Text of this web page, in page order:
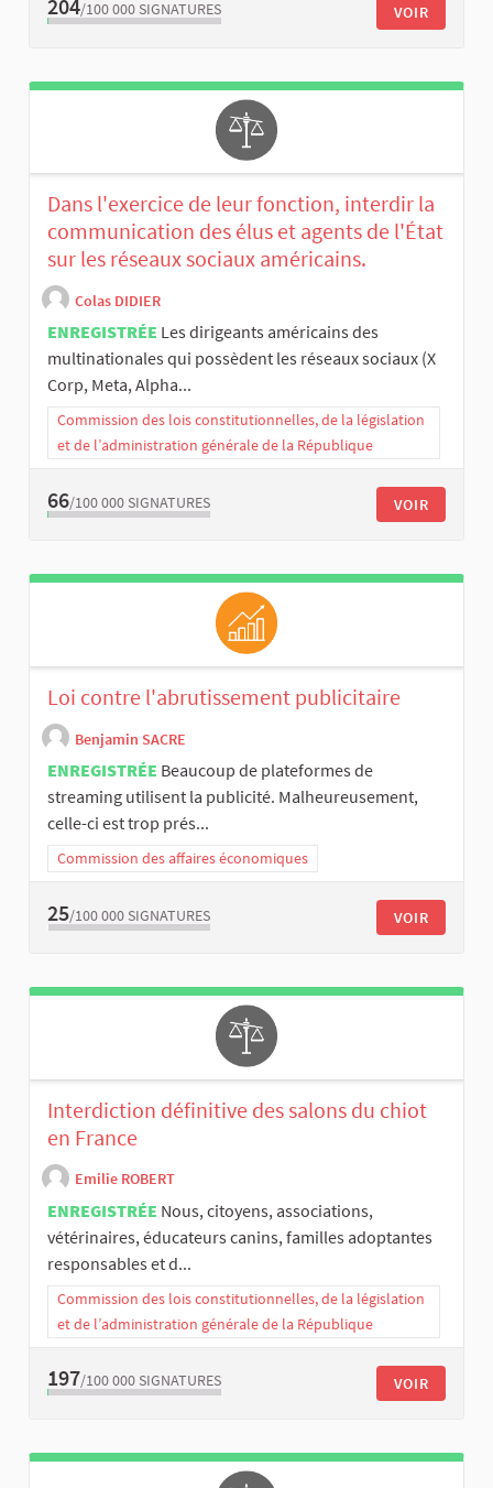
204/100 000 SIGNATURES VOIR
Dans l'exercice de leur fonction, interdir la
communication des élus et agents de l'État
sur les réseaux sociaux américains.
Colas DIDIER
ENREGISTRÉE Les dirigeants américains des
multinationales qui possèdent les réseaux sociaux (X
Corp, Meta, Alpha...
Commission des lois constitutionnelles, de la législation
et de l’administration générale de la République
66/100 000 SIGNATURES VOIR
Loi contre l'abrutissement publicitaire
Benjamin SACRE
ENREGISTRÉE Beaucoup de plateformes de
streaming utilisent la publicité. Malheureusement,
celle-ci est trop prés...
Commission des affaires économiques
25/100 000 SIGNATURES VOIR
Interdiction définitive des salons du chiot
en France
Emilie ROBERT
ENREGISTRÉE Nous, citoyens, associations,
vétérinaires, éducateurs canins, familles adoptantes
responsables et d...
Commission des lois constitutionnelles, de la législation
et de l’administration générale de la République
197/100 000 SIGNATURES VOIR